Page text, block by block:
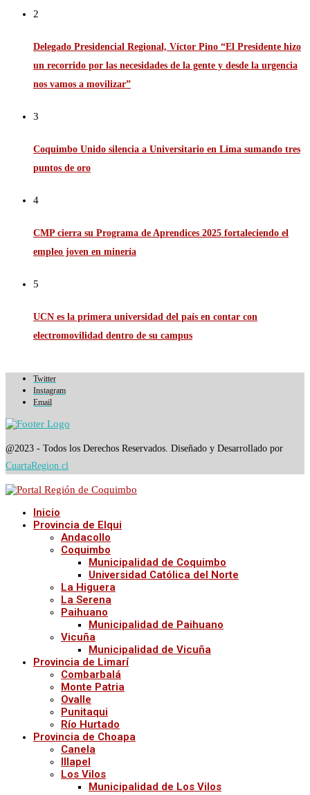
2
Delegado Presidencial Regional, Víctor Pino “El Presidente hizo
un recorrido por las necesidades de la gente y desde la urgencia
nos vamos a movilizar”
3
Coquimbo Unido silencia a Universitario en Lima sumando tres
puntos de oro
4
CMP cierra su Programa de Aprendices 2025 fortaleciendo el
empleo joven en minería
5
UCN es la primera universidad del país en contar con
electromovilidad dentro de su campus
Twitter
Instagram
Email
@2023 - Todos los Derechos Reservados. Diseñado y Desarrollado por
CuartaRegion.cl
Inicio
Provincia de Elqui
Andacollo
Coquimbo
Municipalidad de Coquimbo
Universidad Católica del Norte
La Higuera
La Serena
Paihuano
Municipalidad de Paihuano
Vicuña
Municipalidad de Vicuña
Provincia de Limarí
Combarbalá
Monte Patria
Ovalle
Punitaqui
Río Hurtado
Provincia de Choapa
Canela
Illapel
Los Vilos
Municipalidad de Los Vilos